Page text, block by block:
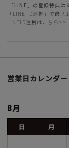
「LINE」の登録特典は
「LINE ID連携」で最大
LINEID連携はこちら>>
営業日カレンダー
8月
日 月